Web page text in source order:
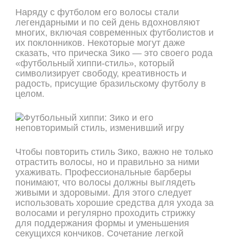
Наряду с футболом его волосы стали
легендарными и по сей день вдохновляют
многих, включая современных футболистов и
их поклонников. Некоторые могут даже
сказать, что прическа Зико — это своего рода
«футбольный хиппи-стиль», который
символизирует свободу, креативность и
радость, присущие бразильскому футболу в
целом.
Чтобы повторить стиль Зико, важно не только
отрастить волосы, но и правильно за ними
ухаживать. Профессиональные барберы
понимают, что волосы должны выглядеть
живыми и здоровыми. Для этого следует
использовать хорошие средства для ухода за
волосами и регулярно проходить стрижку
для поддержания формы и уменьшения
секущихся кончиков. Сочетание легкой